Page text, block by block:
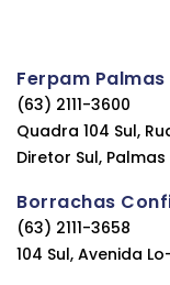
Ferpam Palmas
(63) 2111-3600
Quadra 104 Sul,
Diretor Sul,
Borrachas
(63) 2111-3658
104 Sul, Avenida